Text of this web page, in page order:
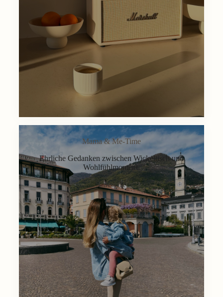
Mama & Me-Time
Ehrliche Gedanken zwischen Wickeltisch und
Wohlfühlmoment.
Lifestyle